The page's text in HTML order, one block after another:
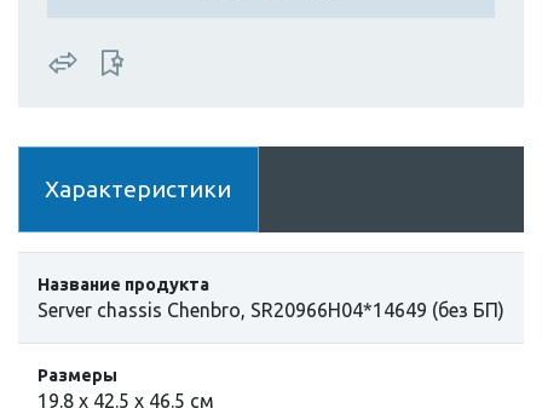
Характеристики
Название продукта
Server chassis Chenbro, SR20966H04*14649 (без БП)
Размеры
19.8 х 42.5 х 46.5 см